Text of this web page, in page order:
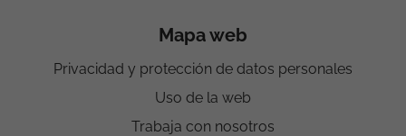
Mapa web
Privacidad y protección de datos personales
Uso de la web
Trabaja con nosotros